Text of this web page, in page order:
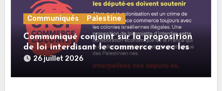
Communiqués Palestine
Communiqué conjoint sur la proposition
de loi interdisant le commerce avec les
colonies israéliennes illégales
26 juillet 2026